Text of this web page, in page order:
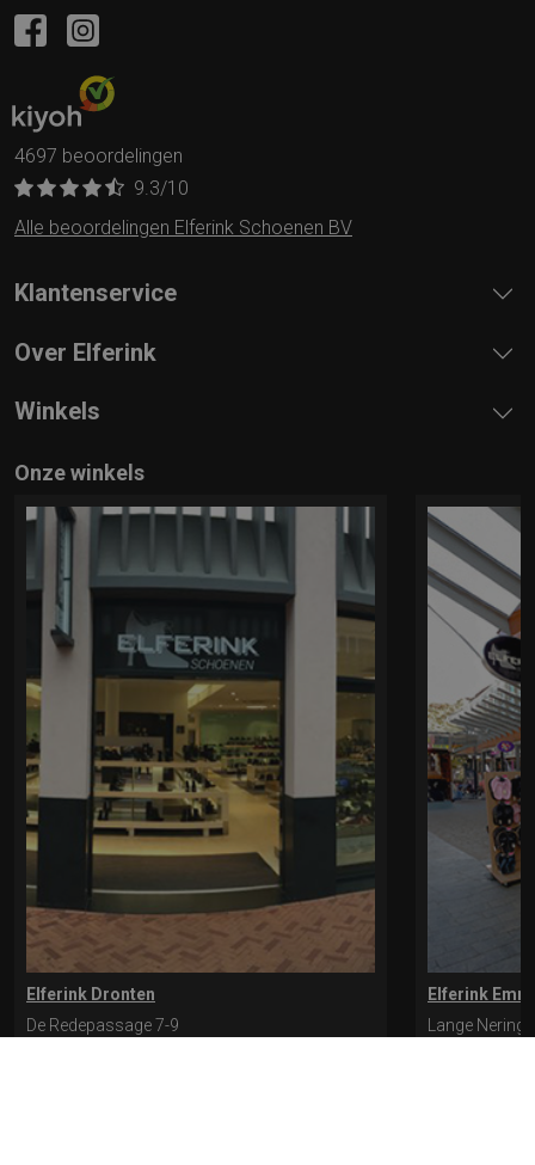
4697 beoordelingen
9.3/10
Alle beoordelingen Elferink Schoenen BV
Klantenservice
Over Elferink
Winkels
Onze winkels
Elferink Dronten
De Redepassage 7-9
Elferink
Lange Nering